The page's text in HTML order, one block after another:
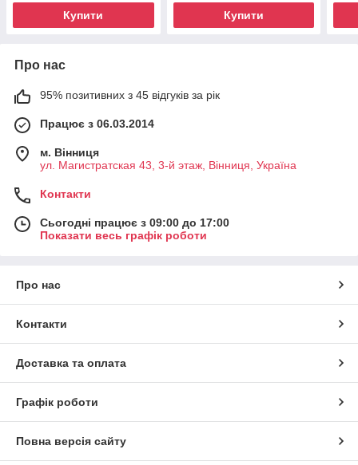
Купити Купити
Про нас
95% позитивних з 45 відгуків за рік
Працює з 06.03.2014
м. Вінниця
ул. Магистратская 43, 3-й этаж, Вінниця, Україна
Контакти
Сьогодні працює з 09:00 до 17:00
Показати весь графік роботи
Про нас
Контакти
Доставка та оплата
Графік роботи
Повна версія сайту